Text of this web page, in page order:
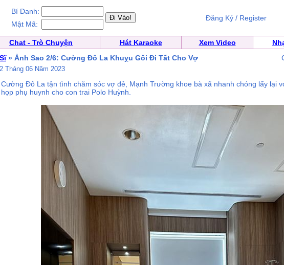
Bí Danh:
Mật Mã:
Đăng Ký / Register
Chat - Trò Chuyện Hát Karaoke Xem Video
» Ảnh Sao 2/6: Cường Đô La Khuỵu Gối Đi Tất Cho Vợ
Tháng 06 Năm 2023
Đô La tận tình chăm sóc vợ đẻ, Mạnh Trường khoe bà xã nhanh chóng lấy lại
phụ huynh cho con trai Polo Huỳnh.